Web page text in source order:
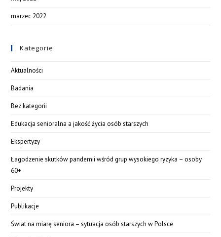
marzec 2022
Kategorie
Aktualności
Badania
Bez kategorii
Edukacja senioralna a jakość życia osób starszych
Ekspertyzy
Łagodzenie skutków pandemii wśród grup wysokiego ryzyka – osoby
60+
Projekty
Publikacje
Świat na miarę seniora – sytuacja osób starszych w Polsce